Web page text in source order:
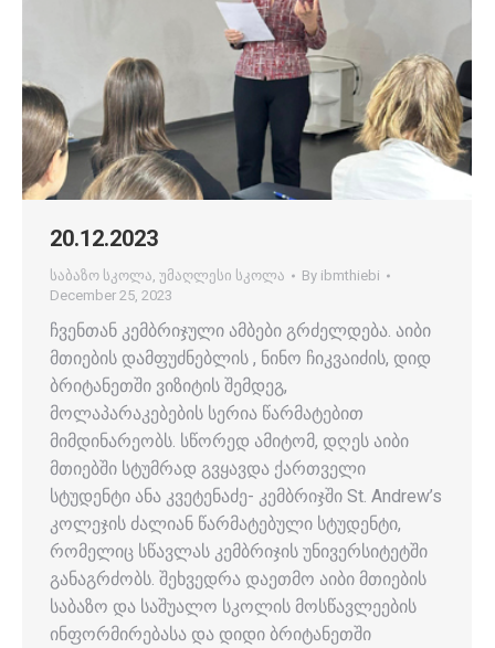
20.12.2023
საბაზო სკოლა, უმაღლესი სკოლა By ibmthiebi
December 25, 2023
ჩვენთან კემბრიჯული ამბები გრძელდება. აიბი
მთიების დამფუძნებლის , ნინო ჩიკვაიძის, დიდ
ბრიტანეთში ვიზიტის შემდეგ,
მოლაპარაკებების სერია წარმატებით
მიმდინარეობს. სწორედ ამიტომ, დღეს აიბი
მთიებში სტუმრად გვყავდა ქართველი
სტუდენტი ანა კვეტენაძე- კემბრიჯში St. Andrew’s
კოლეჯის ძალიან წარმატებული სტუდენტი,
რომელიც სწავლას კემბრიჯის უნივერსიტეტში
განაგრძობს. შეხვედრა დაეთმო აიბი მთიების
საბაზო და საშუალო სკოლის მოსწავლეების
ინფორმირებასა და დიდი ბრიტანეთში